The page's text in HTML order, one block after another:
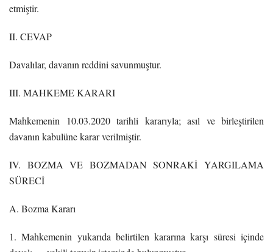
etmiştir.
II. CEVAP
Davalılar, davanın reddini savunmuştur.
III. MAHKEME KARARI
Mahkemenin 10.03.2020 tarihli kararıyla; asıl ve birleştirilen
davanın kabulüne karar verilmiştir.
IV. BOZMA VE BOZMADAN SONRAKİ YARGILAMA
SÜRECİ
A. Bozma Kararı
1. Mahkemenin yukarıda belirtilen kararına karşı süresi içinde